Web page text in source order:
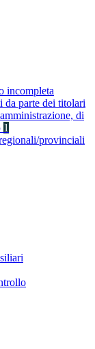
incompleta
da parte dei titolari
di
1
provinciali